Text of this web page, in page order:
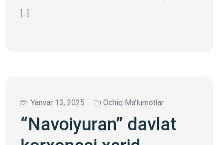
[...]
Yanvar 13, 2025 Ochiq Ma'lumotlar
“Navoiyuran” davlat